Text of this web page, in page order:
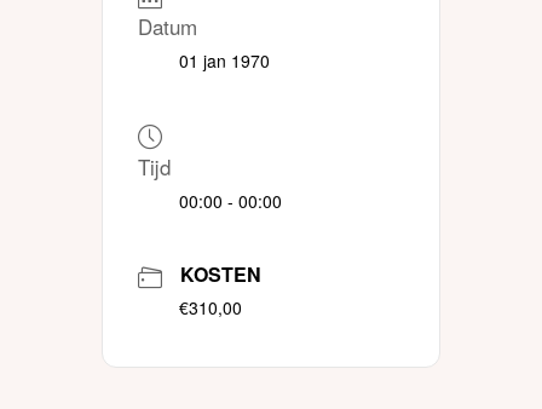
Datum
01 jan 1970
Tijd
00:00 - 00:00
KOSTEN
€310,00